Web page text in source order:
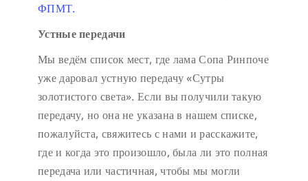
ФПМТ.
Устные передачи
Мы ведём список мест, где лама Сопа Ринпоче
уже даровал устную передачу «Сутры
золотистого света». Если вы получили такую
передачу, но она не указана в нашем списке,
пожалуйста, свяжитесь с нами и расскажите,
где и когда это произошло, была ли это полная
передача или частичная, чтобы мы могли